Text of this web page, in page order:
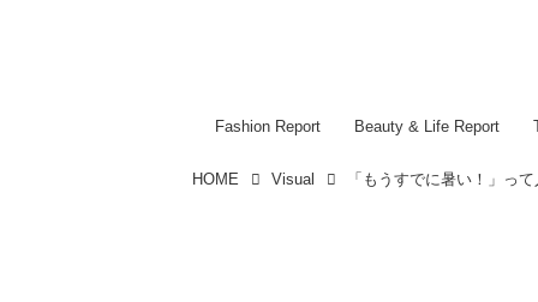
Fashion Report Beauty & Life Report
HOME Visual